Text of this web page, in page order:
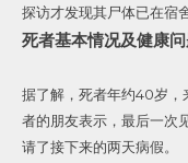
探访才发现其尸体已在宿
死者基本情况及健康
据了解，死者年约40岁，
者的朋友表示，最后一次
请了接下来的两天病假。